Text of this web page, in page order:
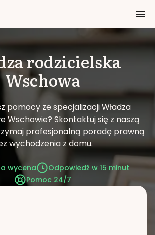
rodzicielska
Wschowa
pomocy ze specjalizacji Władza
Wschowie? Skontaktuj się z naszą
profesjonalną poradę prawną
wychodzenia z domu.
wycena
Odpowiedź w 15 minut
Pomoc 24/7